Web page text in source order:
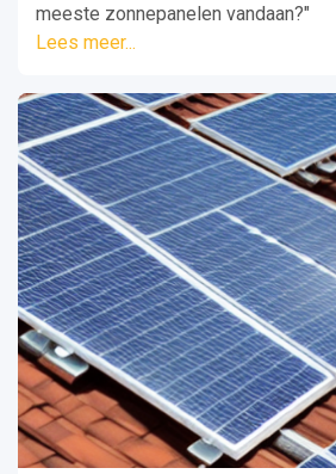
meeste zonnepanelen vandaan?"
Lees meer...